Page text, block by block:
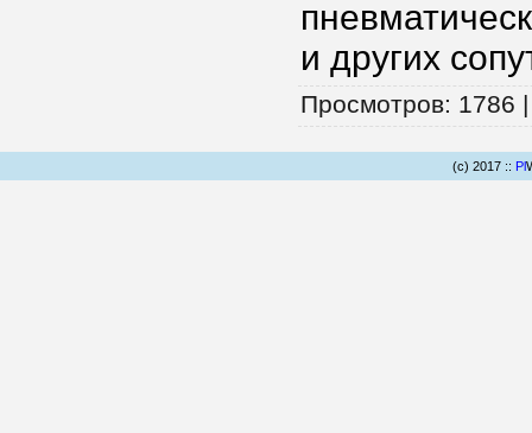
и других
Просмотров: 1786
(c) 2017 :: Pl